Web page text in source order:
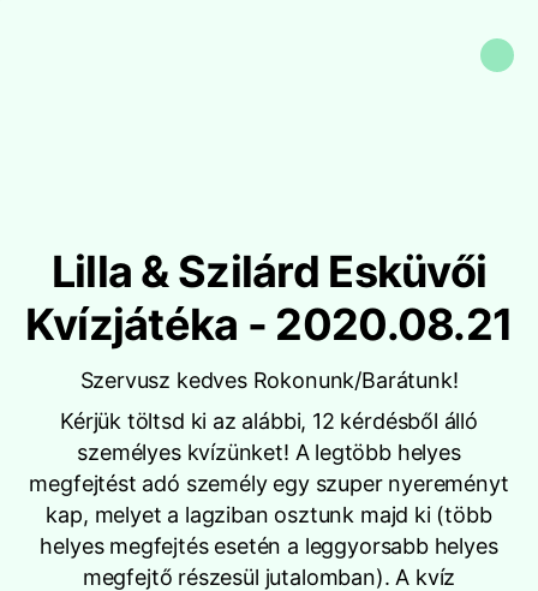
Lilla & Szilárd Esküvői
Kvízjátéka - 2020.08.21
Szervusz kedves Rokonunk/Barátunk!
Kérjük töltsd ki az alábbi, 12 kérdésből álló
személyes kvízünket! A legtöbb helyes
megfejtést adó személy egy szuper nyereményt
kap, melyet a lagziban osztunk majd ki (több
helyes megfejtés esetén a leggyorsabb helyes
megfejtő részesül jutalomban). A kvíz